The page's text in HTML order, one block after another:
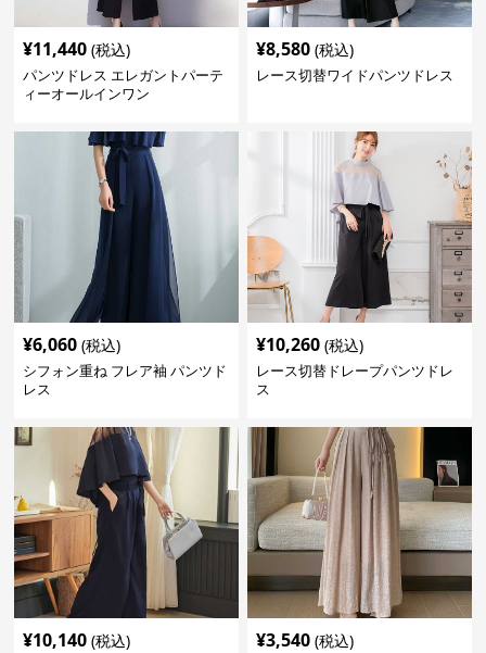
¥11,440 (税込)
パンツドレス エレガントパーテ
ィーオールインワン
¥8,580 (税込)
レース切替ワイドパンツドレス
¥6,060 (税込)
シフォン重ね フレア袖 パンツド
レス
¥10,260 (税込)
レース切替ドレープパンツドレ
ス
¥10,140 (税込) ¥3,540 (税込)